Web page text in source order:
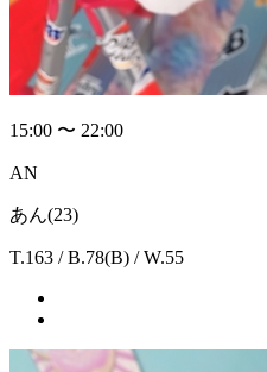
15:00 〜 22:00
AN
あん(23)
T.163 / B.78(B) / W.55